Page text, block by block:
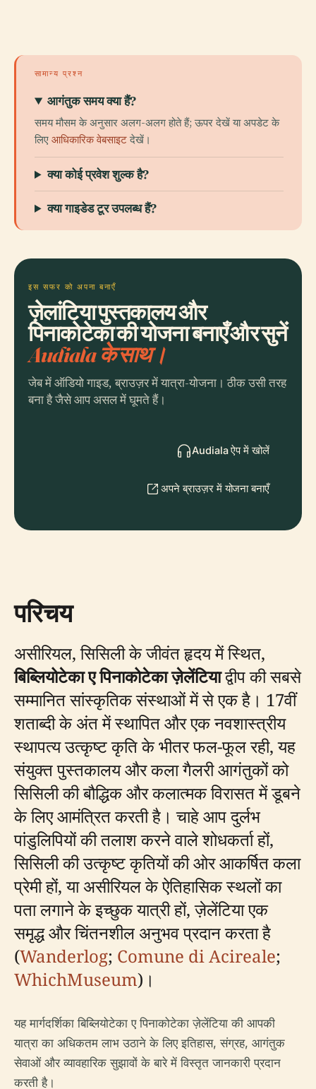
सामान्य प्रश्न
आगंतुक समय क्या हैं?
समय मौसम के अनुसार अलग-अलग होते हैं; ऊपर देखें या अपडेट के
लिएआधिकारिक वेबसाइटदेखें।
क्या कोई प्रवेश शुल्क है?
क्या गाइडेड टूर उपलब्ध हैं?
इस सफर को अपना बनाएँ
ज़ेलांटिया पुस्तकालय और
पिनाकोटेका की योजना बनाएँ और सुनें
Audiala के साथ।
जेब में ऑडियो गाइड, ब्राउज़र में यात्रा-योजना। ठीक उसी तरह
बना है जैसे आप असल में घूमते हैं।
Audiala ऐप में खोलें
अपने ब्राउज़र में योजना बनाएँ
परिचय
असीरियल, सिसिली के जीवंत हृदय में स्थित,
बिब्लियोटेका ए पिनाकोटेका ज़ेलेंटियाद्वीप की सबसे
सम्मानित सांस्कृतिक संस्थाओं में से एक है। 17वीं
शताब्दी के अंत में स्थापित और एक नवशास्त्रीय
स्थापत्य उत्कृष्ट कृति के भीतर फल-फूल रही, यह
संयुक्त पुस्तकालय और कला गैलरी आगंतुकों को
सिसिली की बौद्धिक और कलात्मक विरासत में डूबने
के लिए आमंत्रित करती है। चाहे आप दुर्लभ
पांडुलिपियों की तलाश करने वाले शोधकर्ता हों,
सिसिली की उत्कृष्ट कृतियों की ओर आकर्षित कला
प्रेमी हों, या असीरियल के ऐतिहासिक स्थलों का
पता लगाने के इच्छुक यात्री हों, ज़ेलेंटिया एक
समृद्ध और चिंतनशील अनुभव प्रदान करता है
(Wanderlog; Comune di Acireale;
WhichMuseum)।
यह मार्गदर्शिका बिब्लियोटेका ए पिनाकोटेका ज़ेलेंटिया की आपकी
यात्रा का अधिकतम लाभ उठाने के लिए इतिहास, संग्रह, आगंतुक
सेवाओं और व्यावहारिक सुझावों के बारे में विस्तृत जानकारी प्रदान
करती है।